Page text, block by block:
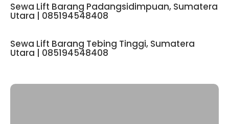
Sewa Lift Barang Padangsidimpuan, Sumatera
Utara | 085194548408
Sewa Lift Barang Tebing Tinggi, Sumatera
Utara | 085194548408